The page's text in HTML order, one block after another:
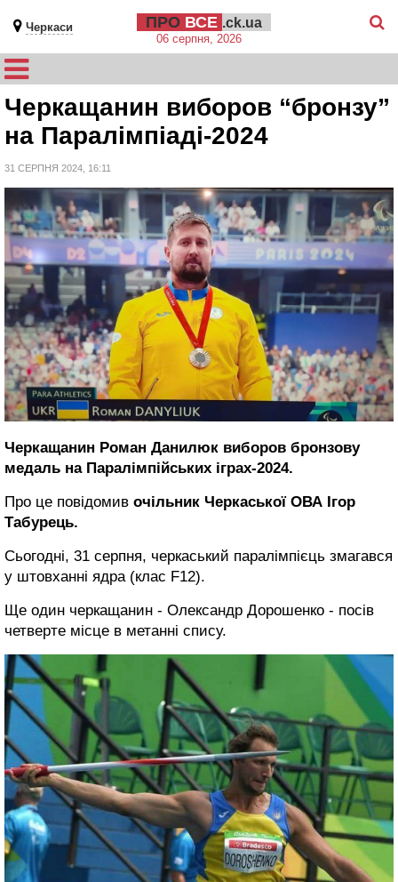
Черкаси ПРО ВСЕ .ck.ua
06 серпня, 2026
Черкащанин виборов “бронзу”
на Паралімпіаді-2024
31 СЕРПНЯ 2024, 16:11
Черкащанин Роман Данилюк виборов бронзову
медаль на Паралімпійських іграх-2024.
Про це повідомив очільник Черкаської ОВА Ігор
Табурець.
Сьогодні, 31 серпня, черкаський паралімпієць змагався
у штовханні ядра (клас F12).
Ще один черкащанин - Олександр Дорошенко - посів
четверте місце в метанні спису.